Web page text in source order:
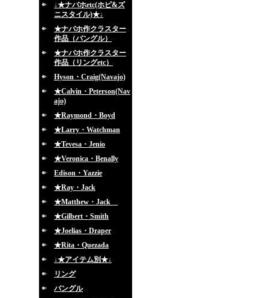
↓★ナバホetc(ホピ&ズ
ニスタイル)★↓
★ナバホ作クラスター
作品（バングル）
★ナバホ作クラスター
作品（リングetc）
Hyson・Craig(Navajo)
★Calvin・Peterson(Nav
ajo)
★Raymond・Boyd
★Larry・Watchman
★Tevesa・Jenio
★Veronica・Benally
Edison・Yazzie
★Ray・Jack
★Matthew・Jack
★Gilbert・Smith
★Joelias・Draper
★Rita・Quezada
↓★アイテム別★↓
リング
バングル